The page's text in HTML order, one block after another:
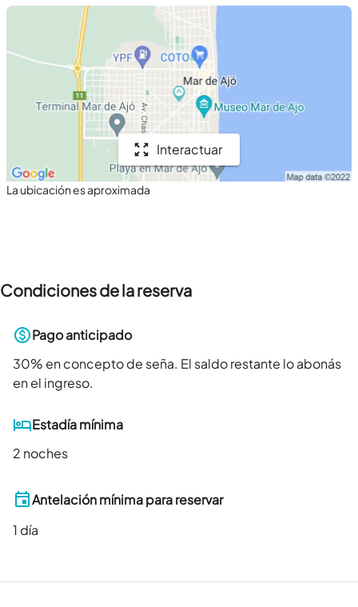
Interactuar
La ubicación es aproximada
Condiciones de la reserva
Pago anticipado
30% en concepto de seña. El saldo restante lo abonás
en el ingreso.
Estadía mínima
2 noches
Antelación mínima para reservar
1 día